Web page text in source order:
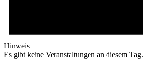
Hinweis
Es gibt keine Veranstaltungen an diesem Tag.